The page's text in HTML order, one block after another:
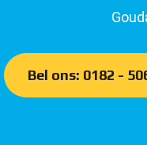
Bel ons: 0182 -